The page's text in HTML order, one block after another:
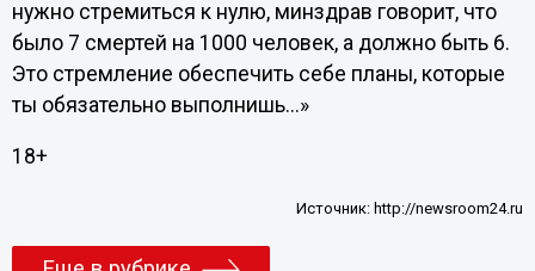
нужно стремиться к нулю, минздрав говорит, что
было 7 смертей на 1000 человек, а должно быть 6.
Это стремление обеспечить себе планы, которые
ты обязательно выполнишь...»
18+
Источник: http://newsroom24.ru